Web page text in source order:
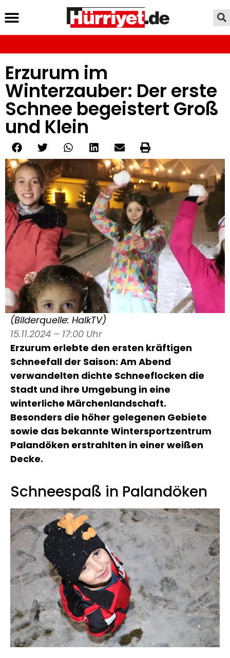
Erzurum im
Winterzauber: Der erste
Schnee begeistert Groß
und Klein
(Bilderquelle: HalkTV)
15.11.2024 – 17:00 Uhr
Erzurum erlebte den ersten kräftigen
Schneefall der Saison: Am Abend
verwandelten dichte Schneeflocken die
Stadt und ihre Umgebung in eine
winterliche Märchenlandschaft.
Besonders die höher gelegenen Gebiete
sowie das bekannte Wintersportzentrum
Palandöken erstrahlten in einer weißen
Decke.
Schneespaß in Palandöken